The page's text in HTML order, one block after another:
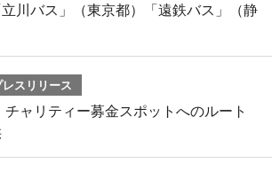
川バス」（東京都）「遠鉄バス」（静
レスリリース
チャリティー募金スポットへのルート